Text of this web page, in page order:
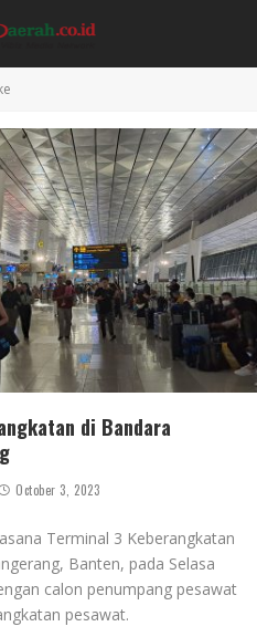
di Bandara
October 3, 2023
Terminal 3 Keberangkatan
Banten, pada Selasa
calon penumpang pesawat
pesawat.